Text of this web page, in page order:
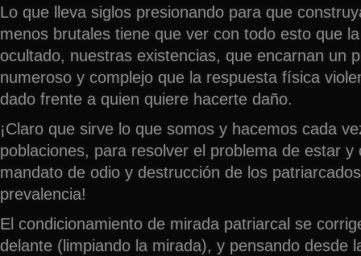
Lo que lleva siglos presionando para que
menos brutales tiene que ver con todo esto que
ocultado, nuestras existencias, que encarnan un
numeroso y complejo que la respuesta física
dado frente a quien quiere hacerte daño.
¡Claro que sirve lo que somos y hacemos cada
poblaciones, para resolver el problema de estar y
mandato de odio y destrucción de los
prevalencia!
El condicionamiento de mirada patriarcal se
delante (limpiando la mirada), y pensando desde